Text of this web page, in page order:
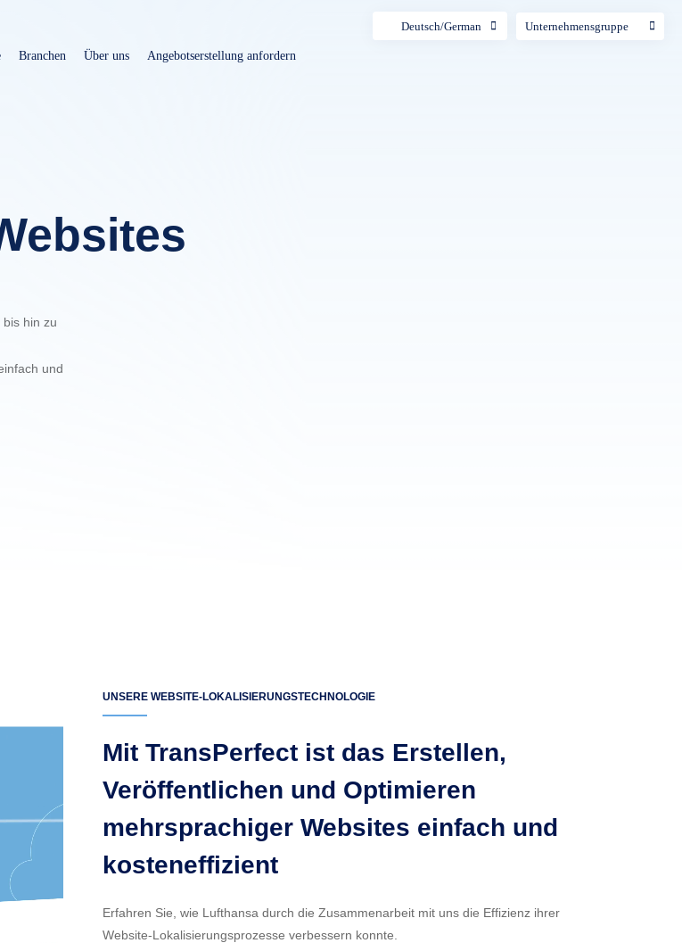
Inhalt
Branchen Über uns Angebotserstellung anfordern
Deutsch/German Unternehmensgruppe
hin zu
und
UNSERE WEBSITE-LOKALISIERUNGSTECHNOLOGIE
Mit TransPerfect ist das Erstellen,
Veröffentlichen und Optimieren
mehrsprachiger Websites einfach und
kosteneffizient
Erfahren Sie, wie Lufthansa durch die Zusammenarbeit mit uns die Effizienz ihrer
Website-Lokalisierungsprozesse verbessern konnte.